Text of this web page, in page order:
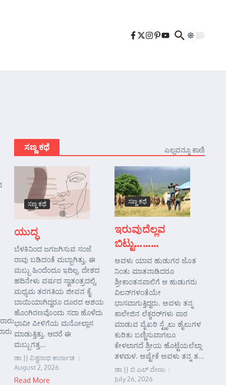
ಸಣ್ಣ ಕಥೆ ಎಲ್ಲವನ್ನೂ ಕಾಣಿ
ಸಣ್ಣ ಕಥೆ
ಯುದ್ಧ
ಬೆಳಕಿನಿಂದ ಜಗಜಗಿಸುವ ಸಂಜೆ
ರಾವು ಬಡಿದಂತೆ ಮಬ್ಬಾಗಿತ್ತು. ಈ
ಮಬ್ಬು ಹಿಂದೆಂದೂ ಇದಿಲ್ಲ. ದೇಶದ
ಹದಿನೇಳು ವರ್ಷದ ಸ್ವಾತಂತ್ರದಲ್ಲಿ,
ಮಧ್ಯಮ ತರಗತಿಯ ಜೀವನ ಕೈ
ಬಾಯಿಯಾಗಿದ್ದರೂ ದೂರದ ಆಶಯ
ಹೊಂಗಿರಣವೊಂದು ಸದಾ ಹೊಳೆದು
ಭಾವೀ ಪೀಳಿಗೆಯ ಮನೋಲ್ಲಾಸ
ಮಾಡುತ್ತಿತ್ತು. ಆದರೆ ಈ
ಮಬ್ಬುಗತ್ತ...
ಡಾ || ವಿಶ್ವನಾಥ ಕಾರ್ನಾಡ
August 2, 2026
Read More
ಸಣ್ಣ ಕಥೆ
ಇರುವುದೆಲ್ಲವ
ಬಿಟ್ಟು………
ಅವಳು ಯಾವ ಹುಡುಗರ ಜೊತ
ನಿಂತು ಮಾತನಾಡಿದರೂ
ಶ್ರೀಕಾಂತನಪಾಲಿಗೆ ಆ ಹುಡುಗರು
ವಿಲನ್‌ಗಳಂತೆಯೇ
ಭಾಸವಾಗುತ್ತಿದ್ದರು. ಅವಳು ತನ್ನ
ಕಾಲೇಜಿನ ಲೆಕ್ಚರರ್‌ಗಳು ಪಾಠ
ಮಾಡುವ ವೈಖರಿ ಸ್ಟೈಲು ಹೈಲುಗಳ
ಕುರಿತು ಬಣ್ಣಿಸುವಾಗಲೂ
ಕೇಳಲಾಗದೆ ಶ್ರೀಯ ಹೊಟ್ಟೆಯಲೆಲ್ಲಾ
ತಳಮಳ. ಅಷ್ಟೇಕೆ ಅವಳು ತನ್ನ ತ...
ಡಾ || ಬಿ ಎಲ್ ವೇಣು
July 26, 2026